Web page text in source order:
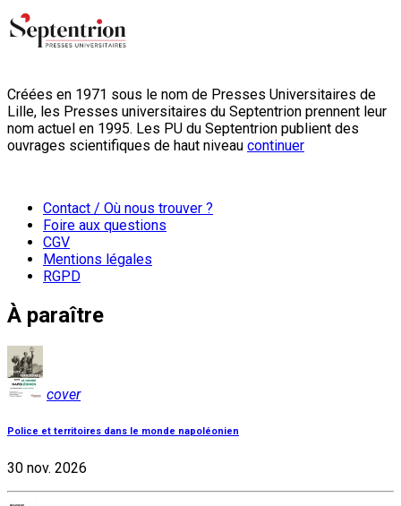
Créées en 1971 sous le nom de Presses Universitaires de
Lille, les Presses universitaires du Septentrion prennent leur
nom actuel en 1995. Les PU du Septentrion publient des
ouvrages scientifiques de haut niveau continuer
Contact / Où nous trouver ?
Foire aux questions
CGV
Mentions légales
RGPD
À paraître
cover
Police et territoires dans le monde napoléonien
30 nov. 2026